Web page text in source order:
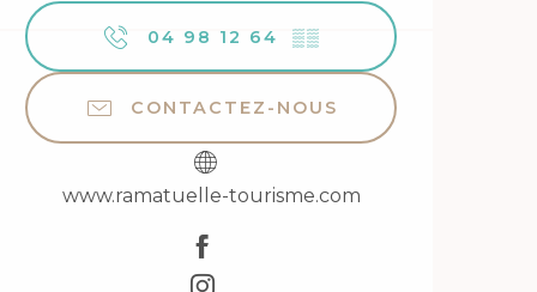
04 98 12 64 ▒▒
CONTACTEZ-NOUS
www.ramatuelle-tourisme.com